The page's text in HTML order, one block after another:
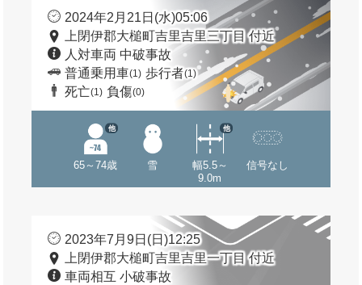
2024年2月21日(水)05:06
上閉伊郡大槌町吉里吉里三丁目 付近
人対車両 中破事故
普通乗用車(1) 歩行者(1)
死亡(1) 負傷(0)
65～74歳
他
雪
幅5.5～
9.0m
他
信号なし
2023年7月9日(日)12:25
上閉伊郡大槌町吉里吉里一丁目 付近
車両相互 小破事故